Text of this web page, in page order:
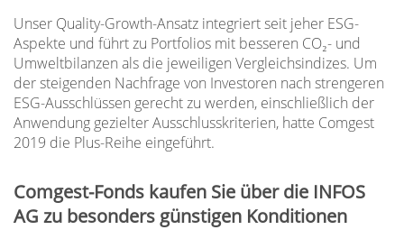
Unser Quality-Growth-Ansatz integriert seit jeher ESG-
Aspekte und führt zu Portfolios mit besseren CO₂- und
Umweltbilanzen als die jeweiligen Vergleichsindizes. Um
der steigenden Nachfrage von Investoren nach strengeren
ESG-Ausschlüssen gerecht zu werden, einschließlich der
Anwendung gezielter Ausschlusskriterien, hatte Comgest
2019 die Plus-Reihe eingeführt.
Comgest-Fonds kaufen Sie über die INFOS
AG zu besonders günstigen Konditionen